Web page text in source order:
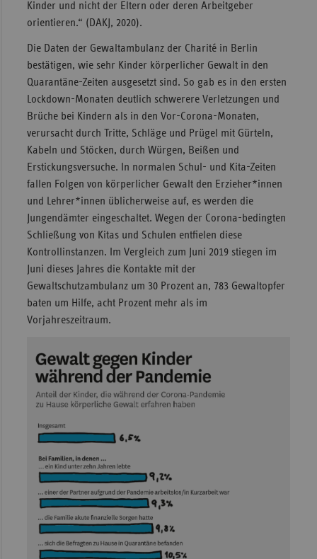
Kinder und nicht der Eltern oder deren Arbeitgeber
orientieren.“ (DAKJ, 2020).
Die Daten der Gewaltambulanz der Charité in Berlin
bestätigen, wie sehr Kinder körperlicher Gewalt in den
Quarantäne-Zeiten ausgesetzt sind. So gab es in den ersten
Lockdown-Monaten deutlich schwerere Verletzungen und
Brüche bei Kindern als in den Vor-Corona-Monaten,
verursacht durch Tritte, Schläge und Prügel mit Gürteln,
Kabeln und Stöcken, durch Würgen, Beißen und
Erstickungsversuche. In normalen Schul- und Kita-Zeiten
fallen Folgen von körperlicher Gewalt den Erzieher*innen
und Lehrer*innen üblicherweise auf, es werden die
Jungendämter eingeschaltet. Wegen der Corona-bedingten
Schließung von Kitas und Schulen entfielen diese
Kontrollinstanzen. Im Vergleich zum Juni 2019 stiegen im
Juni dieses Jahres die Kontakte mit der
Gewaltschutzambulanz um 30 Prozent an, 783 Gewaltopfer
baten um Hilfe, acht Prozent mehr als im
Vorjahreszeitraum.